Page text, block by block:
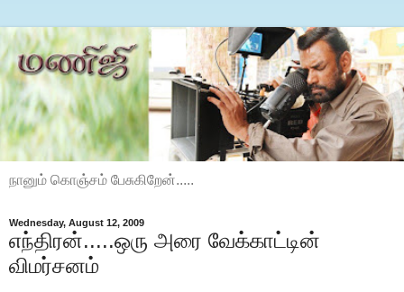
நானும் கொஞ்சம் பேசுகிறேன்.....
Wednesday, August 12, 2009
எந்திரன்.....ஒரு அரை வேக்காட்டின்
விமர்சனம்